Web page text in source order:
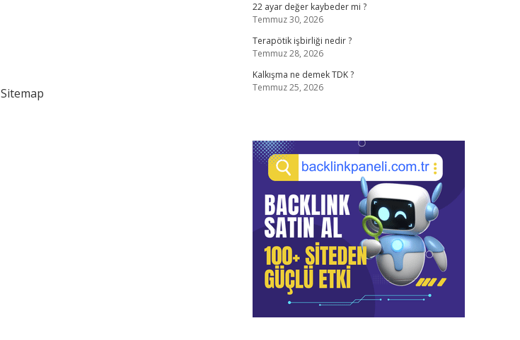
Sitemap
22 ayar değer kaybeder mi ?
Temmuz 30, 2026
Terapötik işbirliği nedir ?
Temmuz 28, 2026
Kalkışma ne demek TDK ?
Temmuz 25, 2026